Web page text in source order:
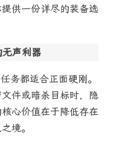
供一份详尽的装备选
声利器
务都适合正面硬刚。
件或暗杀目标时，隐
心价值在于降低存在
境。